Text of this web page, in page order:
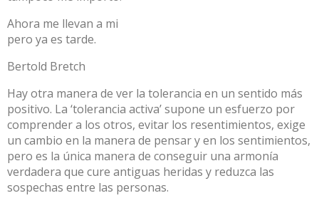
Ahora me llevan a mi
pero ya es tarde.
Bertold Bretch
Hay otra manera de ver la tolerancia en un sentido más
positivo. La ‘tolerancia activa’ supone un esfuerzo por
comprender a los otros, evitar los resentimientos, exige
un cambio en la manera de pensar y en los sentimientos,
pero es la única manera de conseguir una armonía
verdadera que cure antiguas heridas y reduzca las
sospechas entre las personas.